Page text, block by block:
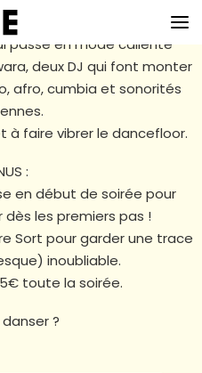
CARTE
passe en mode caliente
deux DJ qui font monter
afro, cumbia et sonorités
à faire vibrer le dancefloor.
:
en début de soirée pour
les premiers pas !
Sort pour garder une trace
inoubliable.
toute la soirée.
?